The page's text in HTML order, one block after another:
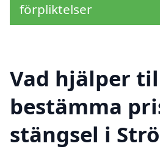
förpliktelser
Vad hjälper
bestämma
stängsel i